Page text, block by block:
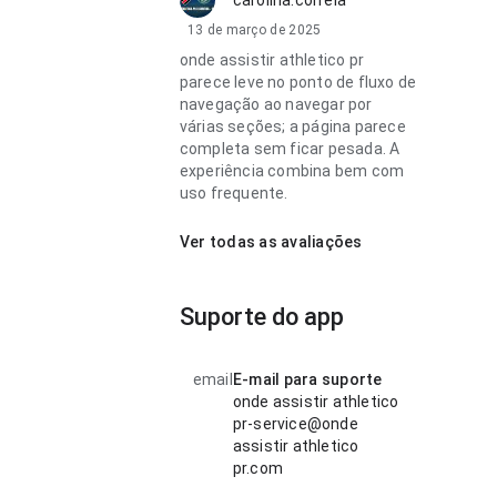
13 de março de 2025
onde assistir athletico pr
parece leve no ponto de fluxo de
navegação ao navegar por
várias seções; a página parece
completa sem ficar pesada. A
experiência combina bem com
uso frequente.
Ver todas as avaliações
Suporte do app
email E-mail para suporte
onde assistir athletico
pr-service@onde
assistir athletico
pr.com